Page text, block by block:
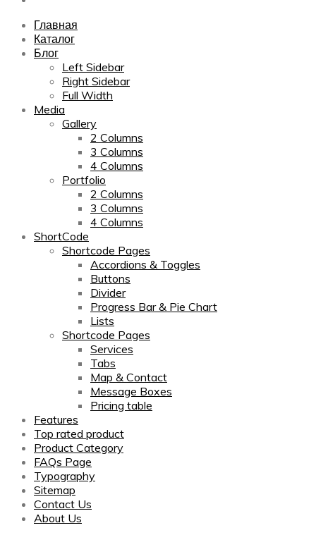
Главная
Каталог
Блог
Left Sidebar
Right Sidebar
Full Width
Media
Gallery
2 Columns
3 Columns
4 Columns
Portfolio
2 Columns
3 Columns
4 Columns
ShortCode
Shortcode Pages
Accordions & Toggles
Buttons
Divider
Progress Bar & Pie Chart
Lists
Shortcode Pages
Services
Tabs
Map & Contact
Message Boxes
Pricing table
Features
Top rated product
Product Category
FAQs Page
Typography
Sitemap
Contact Us
About Us